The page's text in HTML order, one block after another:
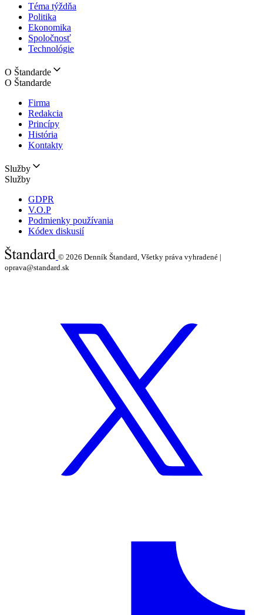
Téma týždňa
Politika
Ekonomika
Spoločnosť
Technológie
O Štandarde
O Štandarde
Firma
Redakcia
Princípy
História
Kontakty
Služby
Služby
GDPR
V.O.P
Podmienky používania
Kódex diskusií
© 2026 Denník Štandard, Všetky práva vyhradené |
oprava@standard.sk